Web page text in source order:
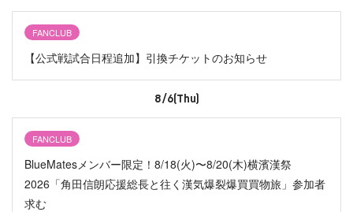
FANCLUB
【公式戦試合日程追加】引換チケットのお知らせ
8/6(Thu)
FANCLUB
BlueMatesメンバー限定！8/18(火)〜8/20(木)横濱漢祭
2026「角田信朗応援総長と往く漢気爆裂爆買買物旅」参加者
求む